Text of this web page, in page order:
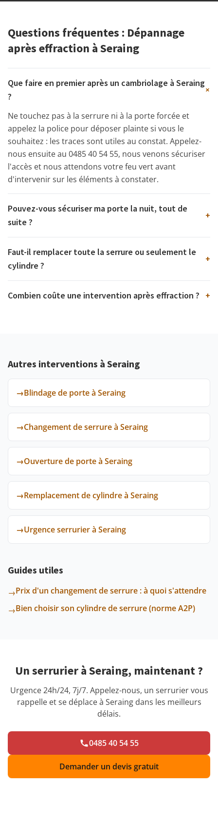
Questions fréquentes : Dépannage
après effraction à Seraing
Que faire en premier après un cambriolage à Seraing
?
+
Ne touchez pas à la serrure ni à la porte forcée et
appelez la police pour déposer plainte si vous le
souhaitez : les traces sont utiles au constat. Appelez-
nous ensuite au 0485 40 54 55, nous venons sécuriser
l'accès et nous attendons votre feu vert avant
d'intervenir sur les éléments à constater.
Pouvez-vous sécuriser ma porte la nuit, tout de
suite ?
+
Faut-il remplacer toute la serrure ou seulement le
cylindre ?
+
Combien coûte une intervention après effraction ? +
Autres interventions à Seraing
→Blindage de porte à Seraing
→Changement de serrure à Seraing
→Ouverture de porte à Seraing
→Remplacement de cylindre à Seraing
→Urgence serrurier à Seraing
Guides utiles
→Prix d'un changement de serrure : à quoi s'attendre
→Bien choisir son cylindre de serrure (norme A2P)
Un serrurier à Seraing, maintenant ?
Urgence 24h/24, 7j/7. Appelez-nous, un serrurier vous
rappelle et se déplace à Seraing dans les meilleurs
délais.
0485 40 54 55
Demander un devis gratuit